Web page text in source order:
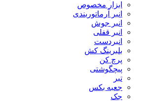
ابزار مخصوص
انبر آرماتوربندی
انبر جوش
انبر قفلی
انبردست
بلبرینگ کش
پرچ کن
پیچگوشتی
تبر
جعبه بکس
جک